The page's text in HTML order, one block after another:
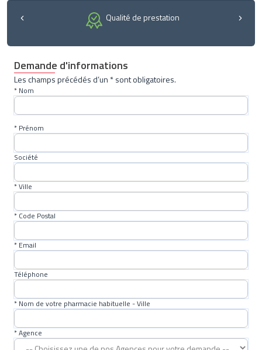
Qualité de prestation
Demande d'informations
Les champs précédés d’un * sont obligatoires.
* Nom
* Prénom
Société
* Ville
* Code Postal
* Email
Téléphone
* Nom de votre pharmacie habituelle - Ville
* Agence